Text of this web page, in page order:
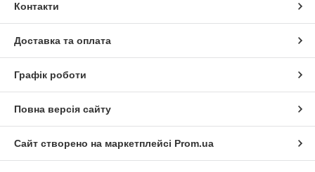
Контакти
Доставка та оплата
Графік роботи
Повна версія сайту
Сайт створено на маркетплейсі Prom.ua